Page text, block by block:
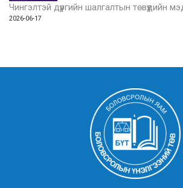
Чингэлтэй дүүргийн шалгалтын төвүүдийн
2026-06-17